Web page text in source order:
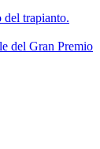
trapianto.
del Gran Premio